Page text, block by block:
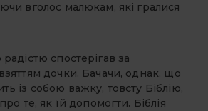
вголос малюкам, які гралися
спостерігав за
дочки. Бачачи, однак, що
із собою важку, товсту Біблію,
те, як їй допомогти. Біблія